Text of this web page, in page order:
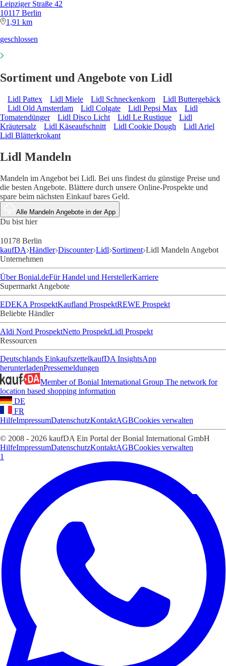
Leipziger Straße 42
10117 Berlin
1,91 km
geschlossen
Sortiment und Angebote von Lidl
Lidl Pattex Lidl Miele Lidl Schneckenkorn
Lidl Buttergebäck
Lidl Old Amsterdam
Lidl Colgate Lidl Pepsi Max
Lidl
Tomatendünger
Lidl Disco Licht Lidl Le Rustique
Lidl
Kräutersalz
Lidl Käseaufschnitt Lidl Cookie Dough
Lidl Ariel
Lidl Blätterkrokant
Lidl Mandeln
Mandeln im Angebot bei Lidl. Bei uns findest du günstige Preise und
die besten Angebote. Blättere durch unsere Online-Prospekte und
spare beim nächsten Einkauf bares Geld.
Alle Mandeln Angebote in der App
Du bist hier
10178 Berlin
kaufDA Händler Discounter Lidl Sortiment Lidl Mandeln Angebot
Unternehmen
Über Bonial.deFür Handel und HerstellerKarriere
Supermarkt Angebote
EDEKA ProspektKaufland ProspektREWE Prospekt
Beliebte Händler
Aldi Nord ProspektNetto ProspektLidl Prospekt
Ressourcen
Deutschlands EinkaufszettelkaufDA InsightsApp
herunterladenPressemeldungen
Member of Bonial International Group The network for
location based shopping information
DE
FR
HilfeImpressumDatenschutzKontaktAGBCookies verwalten
© 2008 - 2026 kaufDA Ein Portal der Bonial International GmbH
HilfeImpressumDatenschutzKontaktAGBCookies verwalten
1